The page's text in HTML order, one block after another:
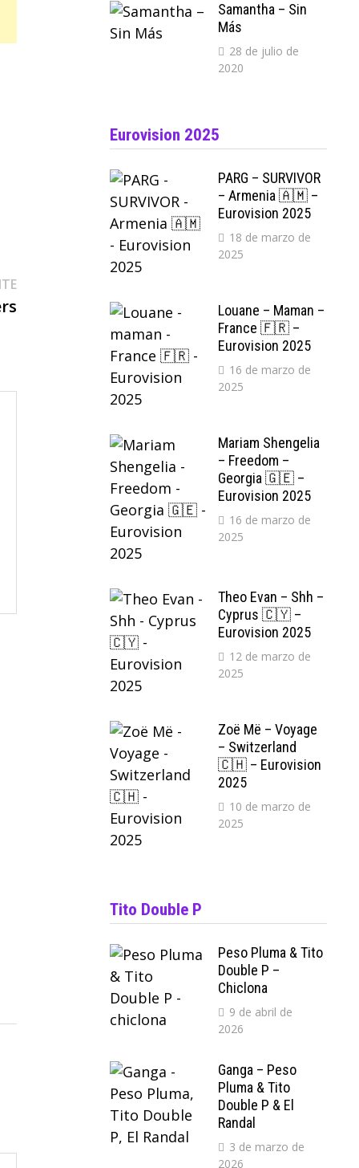
Entrada
Samantha – Sin
Más
28 de julio de
2020
Eurovision 2025
PARG – SURVIVOR
– Armenia 🇦🇲 –
Eurovision 2025
18 de marzo de
2025
Louane – Maman –
France 🇫🇷 –
Eurovision 2025
16 de marzo de
2025
Mariam Shengelia
– Freedom –
Georgia 🇬🇪 –
Eurovision 2025
16 de marzo de
2025
Theo Evan – Shh –
Cyprus 🇨🇾 –
Eurovision 2025
12 de marzo de
2025
Zoë Më – Voyage
– Switzerland
🇨🇭 – Eurovision
2025
10 de marzo de
2025
Tito Double P
Peso Pluma & Tito
Double P –
Chiclona
9 de abril de
2026
Ganga – Peso
Pluma & Tito
Double P & El
Randal
3 de marzo de
2026